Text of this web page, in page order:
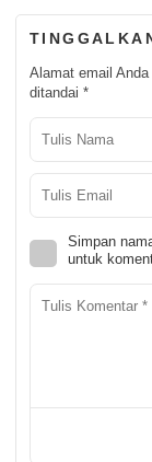
Alamat email
ditandai *
Simpan
untuk